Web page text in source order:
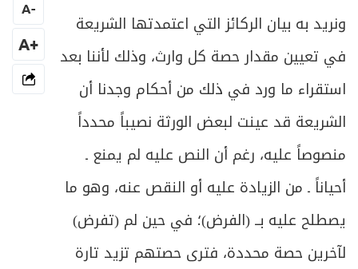
ونريد به بيان الركائز التي اعتمدتها الشريعة
في تعيين مقدار حصة كل وارث، وذلك لأننا بعد
استقراء ما ورد في ذلك من أحكام وجدنا أن
الشريعة قد عينت لبعض الورثة نصيباً محدداً
منصوصاً عليه، رغم أن النص عليه لم يمنع ـ
أحياناً ـ من الزيادة عليه أو النقص عنه، وهو ما
يصطلح عليه بــ (الفرض)؛ في حين لم (تفرض)
لآخرين حصة محددة، فترى حصتهم تزيد تارة
-
A
+A
729 المبحث الثاني: في ميراث الخنثى
731
المبحث الثالث: في أمور مشكلة متفرقة
بالميراث